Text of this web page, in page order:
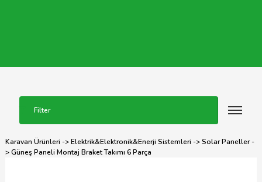
Filter
Karavan Ürünleri ->Elektrik&Elektronik&Enerji Sistemleri ->Solar Paneller-
> Güneş Paneli Montaj Braket Takımı 6 Parça